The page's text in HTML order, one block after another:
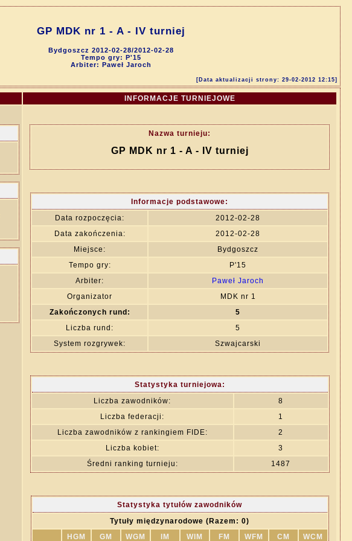
GP MDK nr 1 - A - IV turniej
Bydgoszcz 2012-02-28/2012-02-28
Tempo gry: P'15
Arbiter: Paweł Jaroch
[Data aktualizacji strony: 29-02-2012 12:15]
INFORMACJE TURNIEJOWE
Nazwa turnieju:
GP MDK nr 1 - A - IV turniej
Informacje podstawowe:
Data rozpoczęcia:
2012-02-28
Data zakończenia:
2012-02-28
Miejsce:
Bydgoszcz
Tempo gry:
P'15
Arbiter:
Paweł Jaroch
Organizator
MDK nr 1
Zakończonych rund:
5
Liczba rund:
5
System rozgrywek:
Szwajcarski
Statystyka turniejowa:
Liczba zawodników:
8
Liczba federacji:
1
Liczba zawodników z rankingiem FIDE:
2
Liczba kobiet:
3
Średni ranking turnieju:
1487
Statystyka tytułów zawodników
Tytuły międzynarodowe (Razem: 0)
HGM
GM WGM IM WIM FM WFM CM WCM